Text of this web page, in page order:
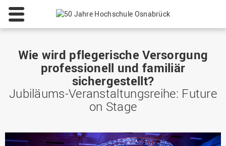
Wie wird pflegerische Versorgung
professionell und familiär
sichergestellt?
Jubiläums-Veranstaltungsreihe: Future
on Stage